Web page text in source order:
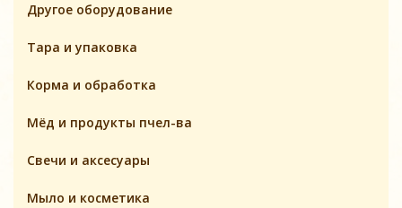
Другое оборудование
Тара и упаковка
Корма и обработка
Мёд и продукты пчел-ва
Свечи и аксесуары
Мыло и косметика